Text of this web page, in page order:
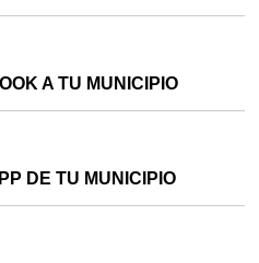
A TU MUNICIPIO
DE TU MUNICIPIO